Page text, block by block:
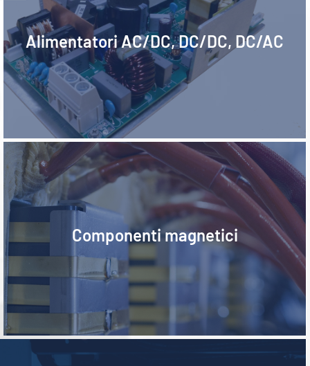
Alimentatori AC/DC, DC/DC, DC/AC
Magnetic components
Componenti magnetici
Ems hybrid power modules